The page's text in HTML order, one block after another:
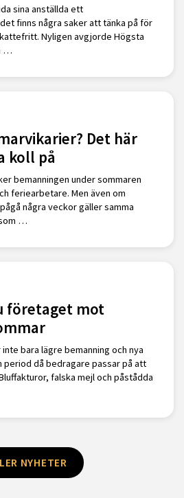
sina anställda ett
finns några saker att tänka på för
Nyligen avgjorde Högsta
…
Det här
koll på
bemanningen under sommaren
feriearbetare. Men även om
några veckor gäller samma
…
företaget mot
bara lägre bemanning och nya
period då bedragare passar på att
falska mejl och påstådda
NYHETER